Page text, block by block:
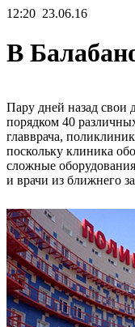
12:20 23.06.16
В
Пару дней назад свои
порядком 40
главврача,
поскольку клиника
сложные
и врачи из ближнего